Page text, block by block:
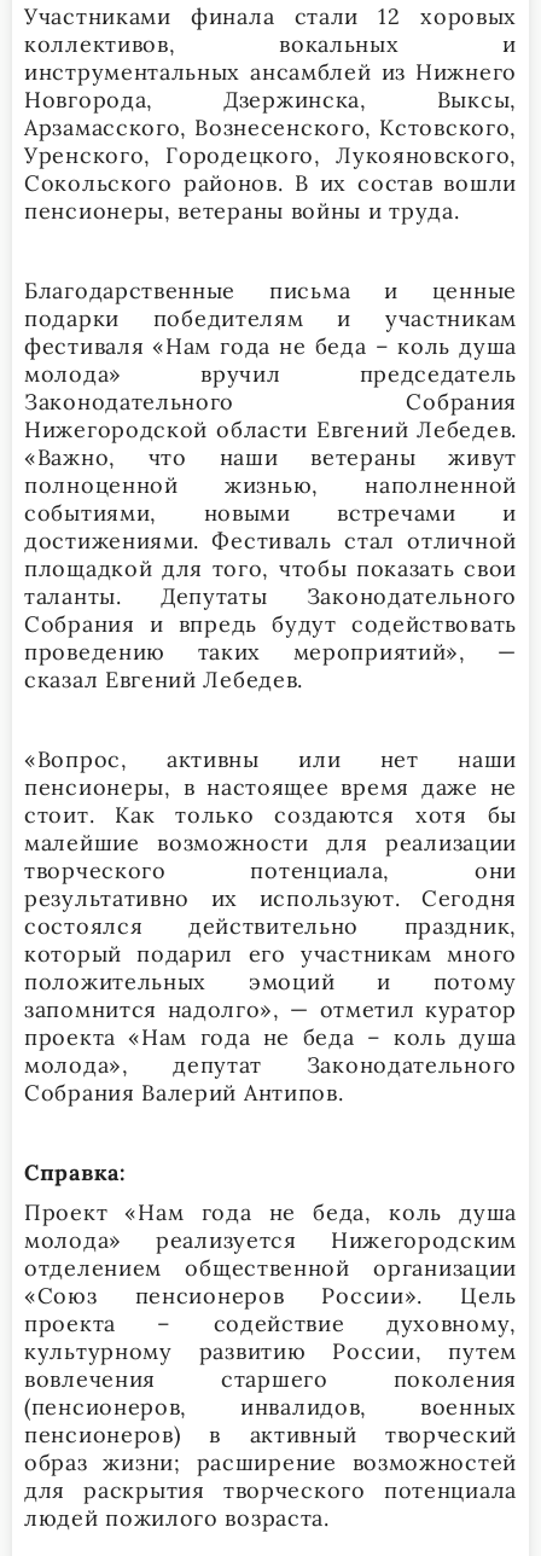
Участниками финала стали 12 хоровых
коллективов, вокальных и
инструментальных ансамблей из Нижнего
Новгорода, Дзержинска, Выксы,
Арзамасского, Вознесенского, Кстовского,
Уренского, Городецкого, Лукояновского,
Сокольского районов. В их состав вошли
пенсионеры, ветераны войны и труда.
Благодарственные письма и ценные
подарки победителям и участникам
фестиваля «Нам года не беда – коль душа
молода» вручил председатель
Законодательного Собрания
Нижегородской области Евгений Лебедев.
«Важно, что наши ветераны живут
полноценной жизнью, наполненной
событиями, новыми встречами и
достижениями. Фестиваль стал отличной
площадкой для того, чтобы показать свои
таланты. Депутаты Законодательного
Собрания и впредь будут содействовать
проведению таких мероприятий», —
сказал Евгений Лебедев.
«Вопрос, активны или нет наши
пенсионеры, в настоящее время даже не
стоит. Как только создаются хотя бы
малейшие возможности для реализации
творческого потенциала, они
результативно их используют. Сегодня
состоялся действительно праздник,
который подарил его участникам много
положительных эмоций и потому
запомнится надолго», — отметил куратор
проекта «Нам года не беда – коль душа
молода», депутат Законодательного
Собрания Валерий Антипов.
Справка:
Проект «Нам года не беда, коль душа
молода» реализуется Нижегородским
отделением общественной организации
«Союз пенсионеров России». Цель
проекта – содействие духовному,
культурному развитию России, путем
вовлечения старшего поколения
(пенсионеров, инвалидов, военных
пенсионеров) в активный творческий
образ жизни; расширение возможностей
для раскрытия творческого потенциала
людей пожилого возраста.